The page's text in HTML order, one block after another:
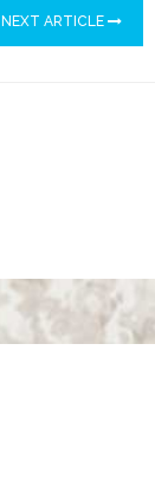
NEXT ARTICLE